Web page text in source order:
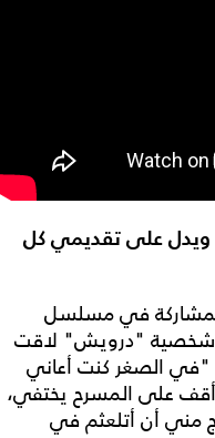
ويدل على تقديمي كل
في مسلسل
شخصية "درويش" لاقت
"في الصغر كنت أعاني
أقف على المسرح يختفي،
أن أتلعثم في